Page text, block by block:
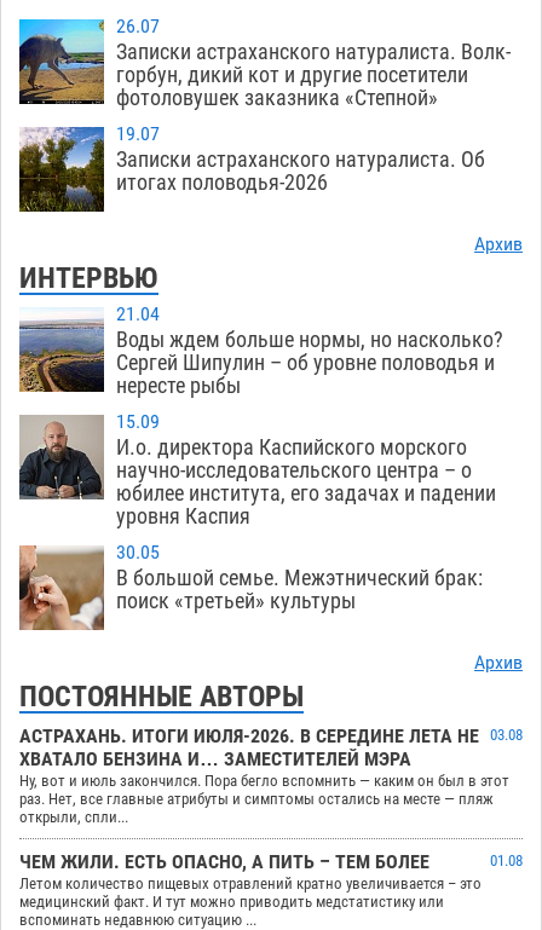
26.07
Записки астраханского натуралиста. Волк-
горбун, дикий кот и другие посетители
фотоловушек заказника «Степной»
19.07
Записки астраханского натуралиста. Об
итогах половодья-2026
Архив
ИНТЕРВЬЮ
21.04
Воды ждем больше нормы, но насколько?
Сергей Шипулин – об уровне половодья и
нересте рыбы
15.09
И.о. директора Каспийского морского
научно-исследовательского центра – о
юбилее института, его задачах и падении
уровня Каспия
30.05
В большой семье. Межэтнический брак:
поиск «третьей» культуры
Архив
ПОСТОЯННЫЕ АВТОРЫ
АСТРАХАНЬ. ИТОГИ ИЮЛЯ-2026. В СЕРЕДИНЕ ЛЕТА НЕ
ХВАТАЛО БЕНЗИНА И… ЗАМЕСТИТЕЛЕЙ МЭРА
03.08
Ну, вот и июль закончился. Пора бегло вспомнить — каким он был в этот
раз. Нет, все главные атрибуты и симптомы остались на месте — пляж
открыли, спли...
ЧЕМ ЖИЛИ. ЕСТЬ ОПАСНО, А ПИТЬ – ТЕМ БОЛЕЕ
01.08
Летом количество пищевых отравлений кратно увеличивается – это
медицинский факт. И тут можно приводить медстатистику или
вспоминать недавнюю ситуацию ...